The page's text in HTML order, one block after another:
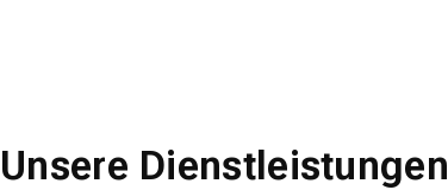
Unsere Dienstleistungen